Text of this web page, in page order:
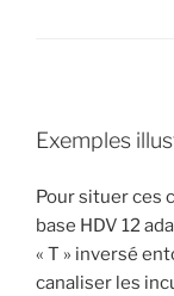
Exemples
Pour situer ces
base HDV 12
« T » inversé
canaliser les